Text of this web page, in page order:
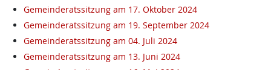
Gemeinderatssitzung am 17. Oktober 2024
Gemeinderatssitzung am 19. September 2024
Gemeinderatssitzung am 04. Juli 2024
Gemeinderatssitzung am 13. Juni 2024